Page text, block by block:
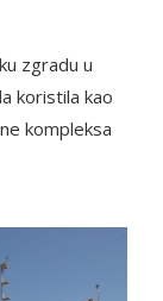
zgradu u
koristila kao
kompleksa